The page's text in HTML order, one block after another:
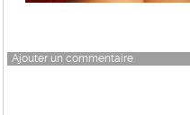
Ajouter un commentaire